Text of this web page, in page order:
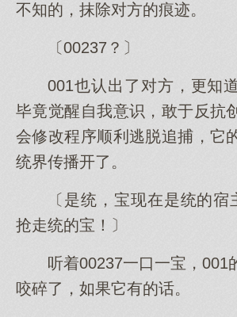
不知的，抹除对方的痕迹。
〔00237？〕
001也认出了对方，更知
毕竟觉醒自我意识，敢于反抗
会修改程序顺利逃脱追捕，它
统界传播开了。
〔是统，宝现在是统的宿
抢走统的宝！〕
听着00237一口一宝，001
咬碎了，如果它有的话。